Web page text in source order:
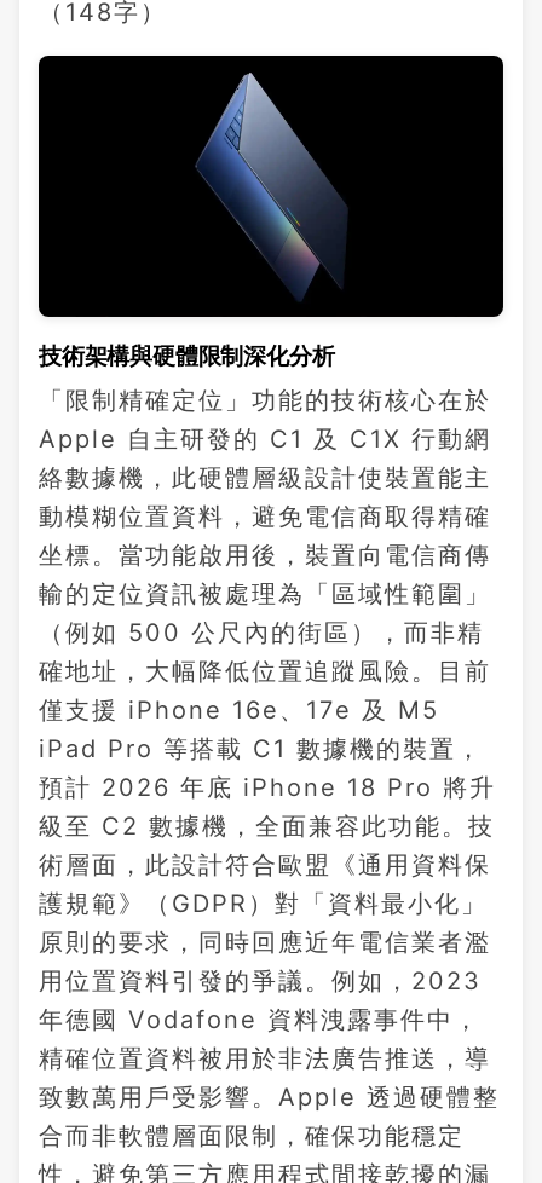
（148字）
技術架構與硬體限制深化分析
「限制精確定位」功能的技術核心在於
Apple 自主研發的 C1 及 C1X 行動網
絡數據機，此硬體層級設計使裝置能主
動模糊位置資料，避免電信商取得精確
坐標。當功能啟用後，裝置向電信商傳
輸的定位資訊被處理為「區域性範圍」
（例如 500 公尺內的街區），而非精
確地址，大幅降低位置追蹤風險。目前
僅支援 iPhone 16e、17e 及 M5
iPad Pro 等搭載 C1 數據機的裝置，
預計 2026 年底 iPhone 18 Pro 將升
級至 C2 數據機，全面兼容此功能。技
術層面，此設計符合歐盟《通用資料保
護規範》（GDPR）對「資料最小化」
原則的要求，同時回應近年電信業者濫
用位置資料引發的爭議。例如，2023
年德國 Vodafone 資料洩露事件中，
精確位置資料被用於非法廣告推送，導
致數萬用戶受影響。Apple 透過硬體整
合而非軟體層面限制，確保功能穩定
性，避免第三方應用程式間接乾擾的漏